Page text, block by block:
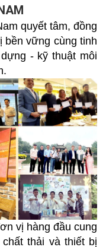
quyết tâm, đồng
bền vững cùng tinh
- kỹ thuật môi
vị hàng đầu cung
chất thải và thiết bị